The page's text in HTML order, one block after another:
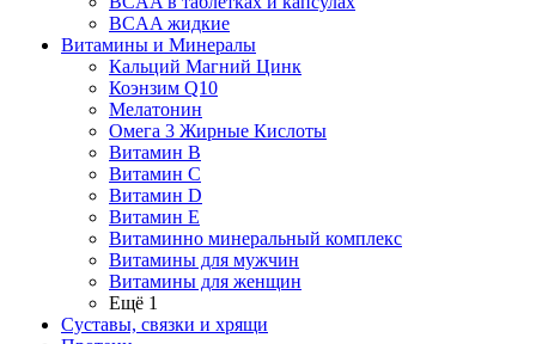
BCAA жидкие
Витамины и Минералы
Кальций Магний Цинк
Коэнзим Q10
Мелатонин
Омега 3 Жирные Кислоты
Витамин B
Витамин C
Витамин D
Витамин E
Витаминно минеральный комплекс
Витамины для мужчин
Витамины для женщин
Ещё 1
Суставы, связки и хрящи